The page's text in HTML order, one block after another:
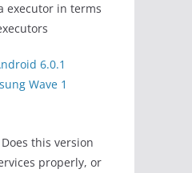
executor in terms
6.0.1
Wave 1
this version
properly, or